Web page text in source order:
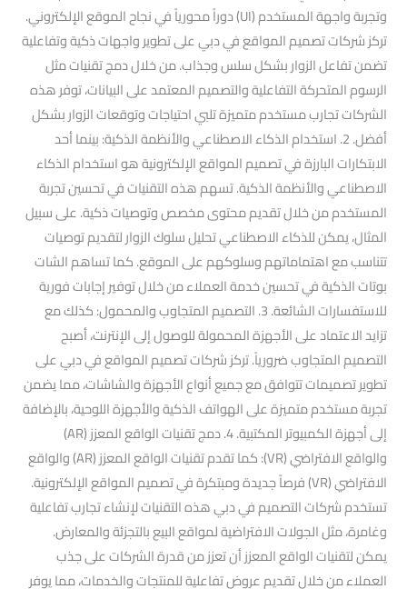
وتجربة واجهة المستخدم (UI) دوراً محورياً في نجاح الموقع الإلكتروني.
تركز شركات تصميم المواقع في دبي على تطوير واجهات ذكية وتفاعلية
تضمن تفاعل الزوار بشكل سلس وجذاب. من خلال دمج تقنيات مثل
الرسوم المتحركة التفاعلية والتصميم المعتمد على البيانات، توفر هذه
الشركات تجارب مستخدم متميزة تلبي احتياجات وتوقعات الزوار بشكل
أفضل. 2. استخدام الذكاء الاصطناعي والأنظمة الذكية: بينما أحد
الابتكارات البارزة في تصميم المواقع الإلكترونية هو استخدام الذكاء
الاصطناعي والأنظمة الذكية. تسهم هذه التقنيات في تحسين تجربة
المستخدم من خلال تقديم محتوى مخصص وتوصيات ذكية. على سبيل
المثال، يمكن للذكاء الاصطناعي تحليل سلوك الزوار لتقديم توصيات
تتناسب مع اهتماماتهم وسلوكهم على الموقع. كما تساهم الشات
بوتات الذكية في تحسين خدمة العملاء من خلال توفير إجابات فورية
للاستفسارات الشائعة. 3. التصميم المتجاوب والمحمول: كذلك مع
تزايد الاعتماد على الأجهزة المحمولة للوصول إلى الإنترنت، أصبح
التصميم المتجاوب ضرورياً. تركز شركات تصميم المواقع في دبي على
تطوير تصميمات تتوافق مع جميع أنواع الأجهزة والشاشات، مما يضمن
تجربة مستخدم متميزة على الهواتف الذكية والأجهزة اللوحية، بالإضافة
إلى أجهزة الكمبيوتر المكتبية. 4. دمج تقنيات الواقع المعزز (AR)
والواقع الافتراضي (VR): كما تقدم تقنيات الواقع المعزز (AR) والواقع
الافتراضي (VR) فرصاً جديدة ومبتكرة في تصميم المواقع الإلكترونية.
تستخدم شركات التصميم في دبي هذه التقنيات لإنشاء تجارب تفاعلية
وغامرة، مثل الجولات الافتراضية لمواقع البيع بالتجزئة والمعارض.
يمكن لتقنيات الواقع المعزز أن تعزز من قدرة الشركات على جذب
العملاء من خلال تقديم عروض تفاعلية للمنتجات والخدمات، مما يوفر